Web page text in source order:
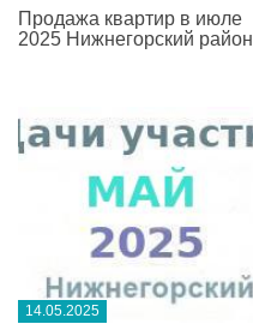
Продажа квартир в июле
2025 Нижнегорский район
14.05.2025